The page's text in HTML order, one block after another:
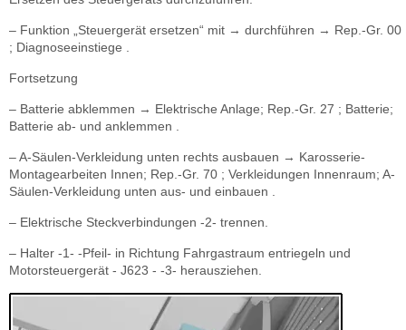
– Funktion „Steuergerät ersetzen“ mit → durchführen → Rep.-Gr. 00
; Diagnoseeinstiege .
Fortsetzung
– Batterie abklemmen → Elektrische Anlage; Rep.-Gr. 27 ; Batterie;
Batterie ab- und anklemmen .
– A-Säulen-Verkleidung unten rechts ausbauen → Karosserie-
Montagearbeiten Innen; Rep.-Gr. 70 ; Verkleidungen Innenraum; A-
Säulen-Verkleidung unten aus- und einbauen .
– Elektrische Steckverbindungen -2- trennen.
– Halter -1- -Pfeil- in Richtung Fahrgastraum entriegeln und
Motorsteuergerät - J623 - -3- herausziehen.